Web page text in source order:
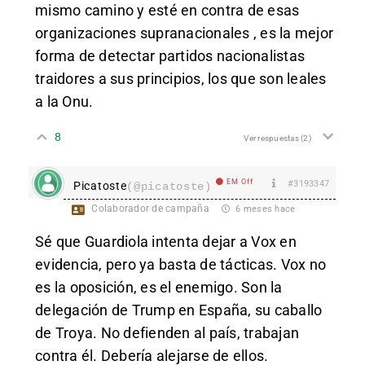
mismo camino y esté en contra de esas
organizaciones supranacionales , es la mejor
forma de detectar partidos nacionalistas
traidores a sus principios, los que son leales
a la Onu.
8 Ver respuestas(2)
Picatoste(@picatoste) EM Off #3193347
Colaborador de campaña 6 meses hace
Sé que Guardiola intenta dejar a Vox en
evidencia, pero ya basta de tácticas. Vox no
es la oposición, es el enemigo. Son la
delegación de Trump en España, su caballo
de Troya. No defienden al país, trabajan
contra él. Debería alejarse de ellos.